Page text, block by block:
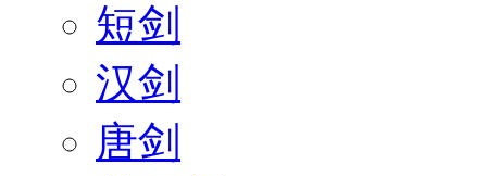
短剑
汉剑
唐剑